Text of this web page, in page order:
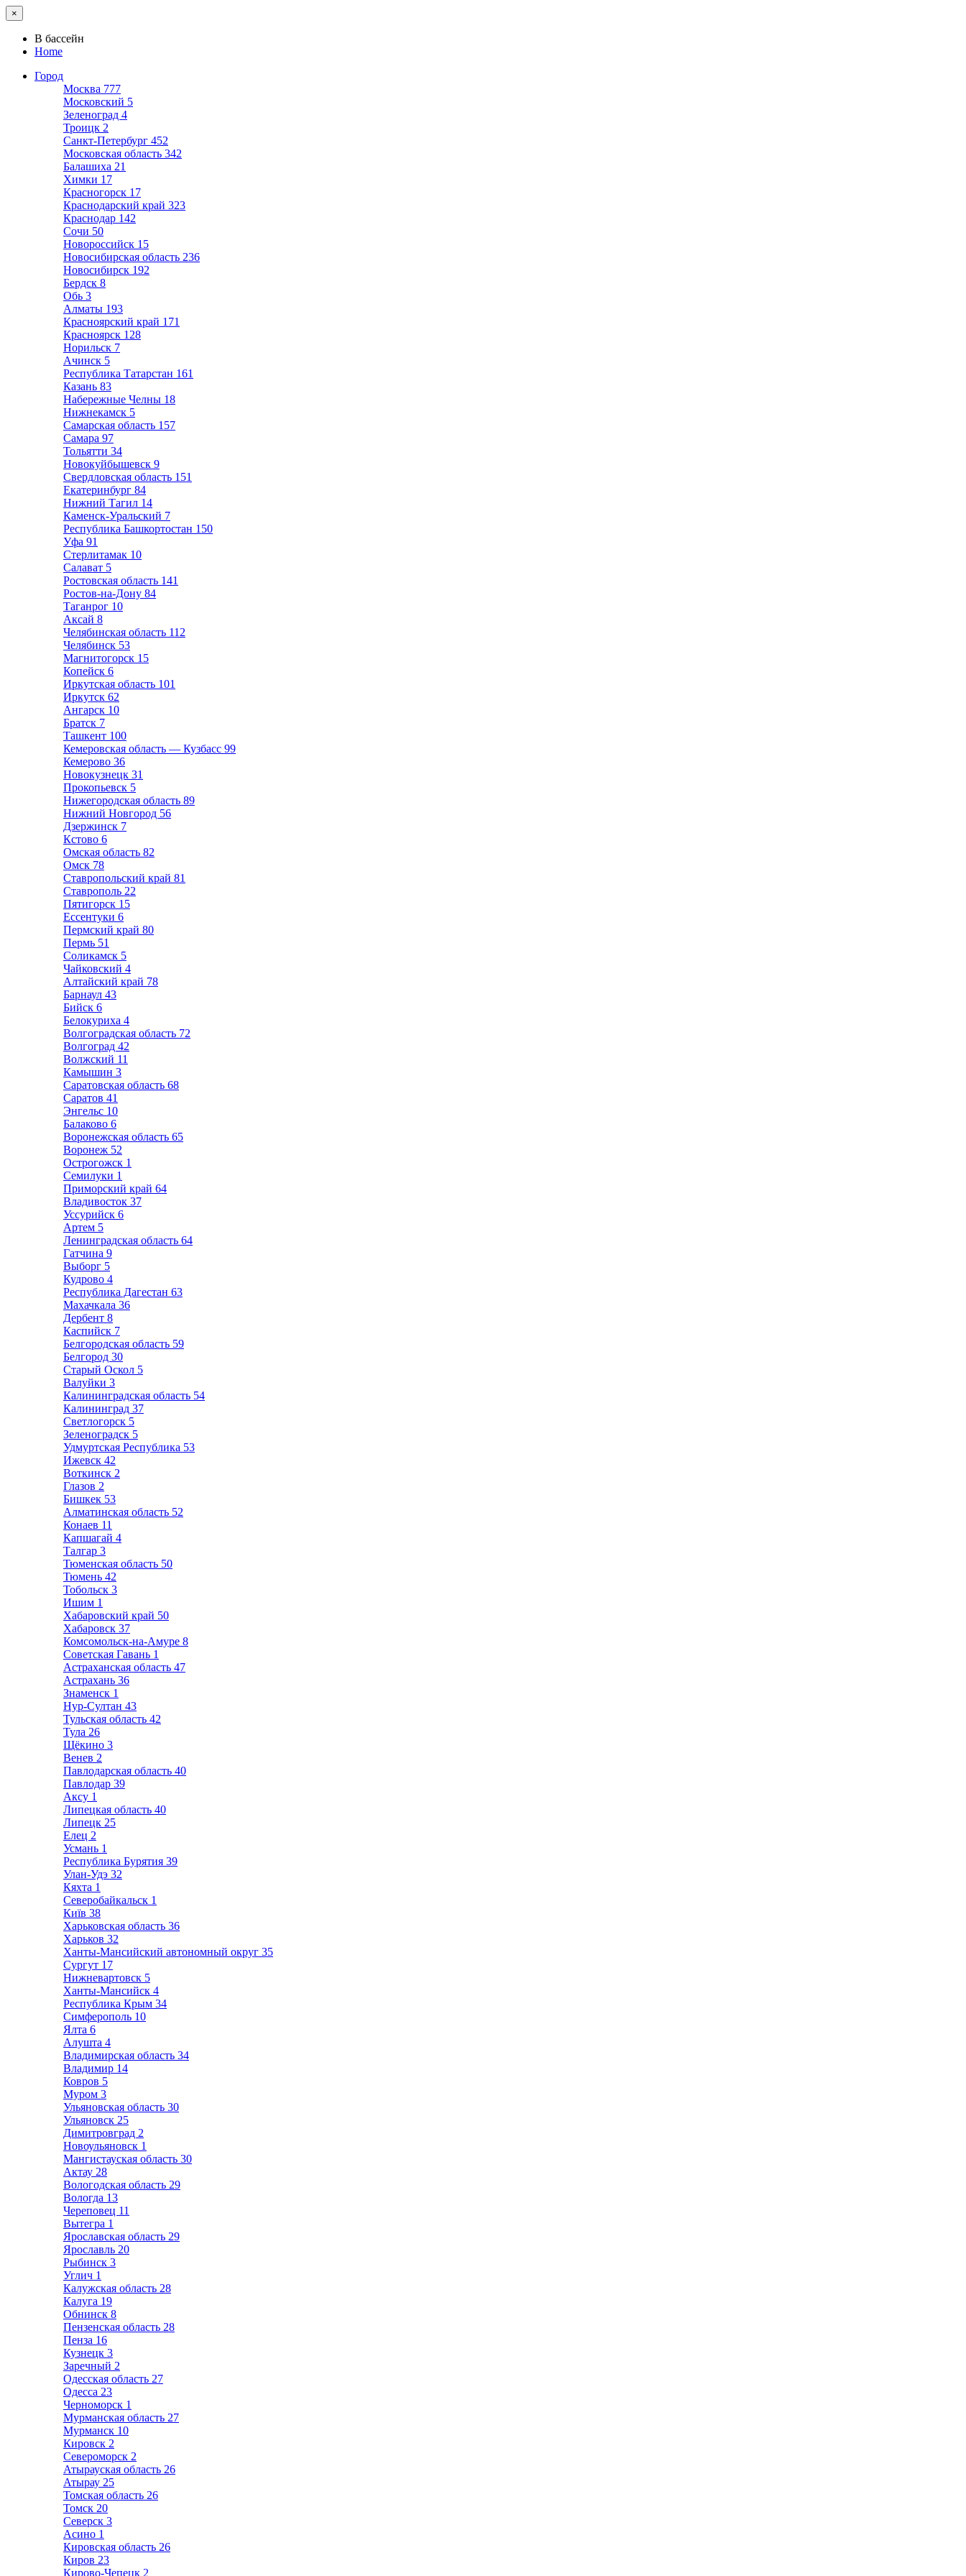
×
В бассейн
Home
Город
Москва 777
Московский 5
Зеленоград 4
Троицк 2
Санкт-Петербург 452
Московская область 342
Балашиха 21
Химки 17
Красногорск 17
Краснодарский край 323
Краснодар 142
Сочи 50
Новороссийск 15
Новосибирская область 236
Новосибирск 192
Бердск 8
Обь 3
Алматы 193
Красноярский край 171
Красноярск 128
Норильск 7
Ачинск 5
Республика Татарстан 161
Казань 83
Набережные Челны 18
Нижнекамск 5
Самарская область 157
Самара 97
Тольятти 34
Новокуйбышевск 9
Свердловская область 151
Екатеринбург 84
Нижний Тагил 14
Каменск-Уральский 7
Республика Башкортостан 150
Уфа 91
Стерлитамак 10
Салават 5
Ростовская область 141
Ростов-на-Дону 84
Таганрог 10
Аксай 8
Челябинская область 112
Челябинск 53
Магнитогорск 15
Копейск 6
Иркутская область 101
Иркутск 62
Ангарск 10
Братск 7
Ташкент 100
Кемеровская область — Кузбасс 99
Кемерово 36
Новокузнецк 31
Прокопьевск 5
Нижегородская область 89
Нижний Новгород 56
Дзержинск 7
Кстово 6
Омская область 82
Омск 78
Ставропольский край 81
Ставрополь 22
Пятигорск 15
Ессентуки 6
Пермский край 80
Пермь 51
Соликамск 5
Чайковский 4
Алтайский край 78
Барнаул 43
Бийск 6
Белокуриха 4
Волгоградская область 72
Волгоград 42
Волжский 11
Камышин 3
Саратовская область 68
Саратов 41
Энгельс 10
Балаково 6
Воронежская область 65
Воронеж 52
Острогожск 1
Семилуки 1
Приморский край 64
Владивосток 37
Уссурийск 6
Артем 5
Ленинградская область 64
Гатчина 9
Выборг 5
Кудрово 4
Республика Дагестан 63
Махачкала 36
Дербент 8
Каспийск 7
Белгородская область 59
Белгород 30
Старый Оскол 5
Валуйки 3
Калининградская область 54
Калининград 37
Светлогорск 5
Зеленоградск 5
Удмуртская Республика 53
Ижевск 42
Воткинск 2
Глазов 2
Бишкек 53
Алматинская область 52
Конаев 11
Капшагай 4
Талгар 3
Тюменская область 50
Тюмень 42
Тобольск 3
Ишим 1
Хабаровский край 50
Хабаровск 37
Комсомольск-на-Амуре 8
Советская Гавань 1
Астраханская область 47
Астрахань 36
Знаменск 1
Нур-Султан 43
Тульская область 42
Тула 26
Щёкино 3
Венев 2
Павлодарская область 40
Павлодар 39
Аксу 1
Липецкая область 40
Липецк 25
Елец 2
Усмань 1
Республика Бурятия 39
Улан-Удэ 32
Кяхта 1
Северобайкальск 1
Київ 38
Харьковская область 36
Харьков 32
Ханты-Мансийский автономный округ 35
Сургут 17
Нижневартовск 5
Ханты-Мансийск 4
Республика Крым 34
Симферополь 10
Ялта 6
Алушта 4
Владимирская область 34
Владимир 14
Ковров 5
Муром 3
Ульяновская область 30
Ульяновск 25
Димитровград 2
Новоульяновск 1
Мангистауская область 30
Актау 28
Вологодская область 29
Вологда 13
Череповец 11
Вытегра 1
Ярославская область 29
Ярославль 20
Рыбинск 3
Углич 1
Калужская область 28
Калуга 19
Обнинск 8
Пензенская область 28
Пенза 16
Кузнецк 3
Заречный 2
Одесская область 27
Одесса 23
Черноморск 1
Мурманская область 27
Мурманск 10
Кировск 2
Североморск 2
Атырауская область 26
Атырау 25
Томская область 26
Томск 20
Северск 3
Асино 1
Кировская область 26
Киров 23
Кирово-Чепецк 2